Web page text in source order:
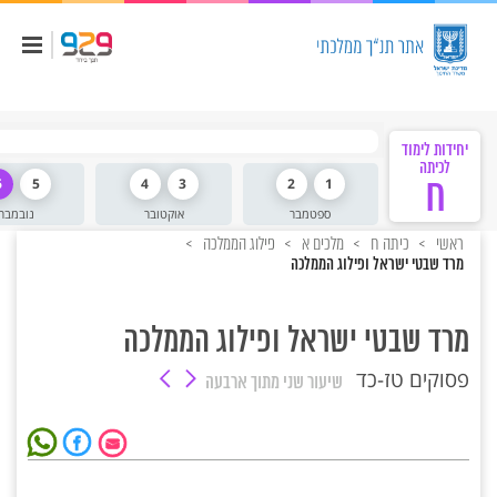
יחידות לימוד
לכיתה
ח ספטמבר
1
2
אוקטובר
3
4
נובמבר
5
ראשי כיתה ח מלכים א פילוג הממלכה
מרד שבטי ישראל ופילוג הממלכה
מרד שבטי ישראל ופילוג הממלכה
פסוקים טז-כד שיעור שני מתוך ארבעה